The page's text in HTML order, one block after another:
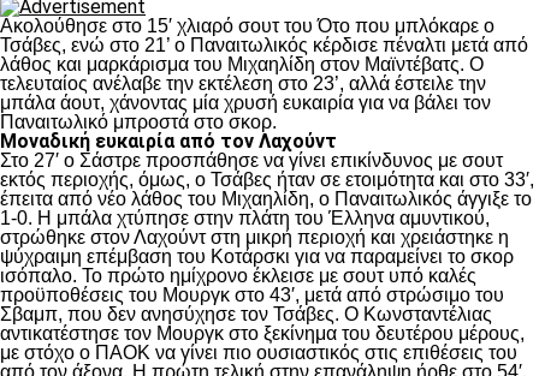
Ακολούθησε στο 15′ χλιαρό σουτ του Ότο που μπλόκαρε ο
Τσάβες, ενώ στο 21’ ο Παναιτωλικός κέρδισε πέναλτι μετά από
λάθος και μαρκάρισμα του Μιχαηλίδη στον Μαϊντέβατς. Ο
τελευταίος ανέλαβε την εκτέλεση στο 23’, αλλά έστειλε την
μπάλα άουτ, χάνοντας μία χρυσή ευκαιρία για να βάλει τον
Παναιτωλικό μπροστά στο σκορ.
Μοναδική ευκαιρία από τον Λαχούντ
Στο 27′ ο Σάστρε προσπάθησε να γίνει επικίνδυνος με σουτ
εκτός περιοχής, όμως, ο Τσάβες ήταν σε ετοιμότητα και στο 33′,
έπειτα από νέο λάθος του Μιχαηλίδη, ο Παναιτωλικός άγγιξε το
1-0. Η μπάλα χτύπησε στην πλάτη του Έλληνα αμυντικού,
στρώθηκε στον Λαχούντ στη μικρή περιοχή και χρειάστηκε η
ψύχραιμη επέμβαση του Κοτάρσκι για να παραμείνει το σκορ
ισόπαλο. Το πρώτο ημίχρονο έκλεισε με σουτ υπό καλές
προϋποθέσεις του Μουργκ στο 43′, μετά από στρώσιμο του
Σβαμπ, που δεν ανησύχησε τον Τσάβες. Ο Κωνσταντέλιας
αντικατέστησε τον Μουργκ στο ξεκίνημα του δευτέρου μέρους,
με στόχο ο ΠΑΟΚ να γίνει πιο ουσιαστικός στις επιθέσεις του
από τον άξονα. Η πρώτη τελική στην επανάληψη ήρθε στο 54′,